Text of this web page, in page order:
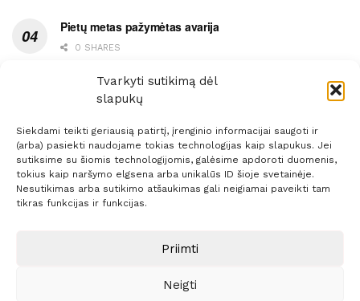
Tvarkyti sutikimą dėl
slapukų
Siekdami teikti geriausią patirtį, įrenginio informacijai saugoti ir
(arba) pasiekti naudojame tokias technologijas kaip slapukus. Jei
sutiksime su šiomis technologijomis, galėsime apdoroti duomenis,
tokius kaip naršymo elgsena arba unikalūs ID šioje svetainėje.
Nesutikimas arba sutikimo atšaukimas gali neigiamai paveikti tam
tikras funkcijas ir funkcijas.
Priimti
Neigti
Pietų metas pažymėtas avarija
0 SHARES
Ypatingas dviejų medikių likimo ryšys
0 SHARES
Prenumerata Reklama
Sprendimas:ITBrolis